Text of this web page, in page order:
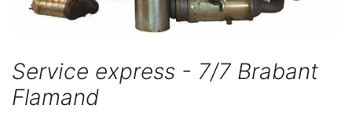
Service express - 7/7 Brabant
Flamand